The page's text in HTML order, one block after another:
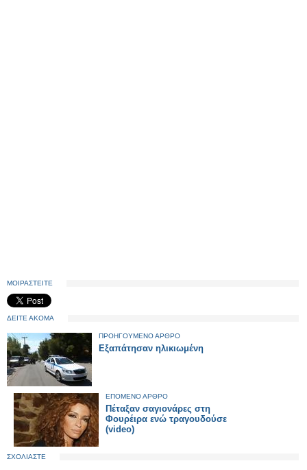
ΜΟΙΡΑΣΤΕΙΤΕ
ΔΕΙΤΕ ΑΚΟΜΑ
ΠΡΟΗΓΟΥΜΕΝΟ ΑΡΘΡΟ
Εξαπάτησαν ηλικιωμένη
ΕΠΟΜΕΝΟ ΑΡΘΡΟ
Πέταξαν σαγιονάρες στη
Φουρέιρα ενώ τραγουδούσε
(video)
ΣΧΟΛΙΑΣΤΕ